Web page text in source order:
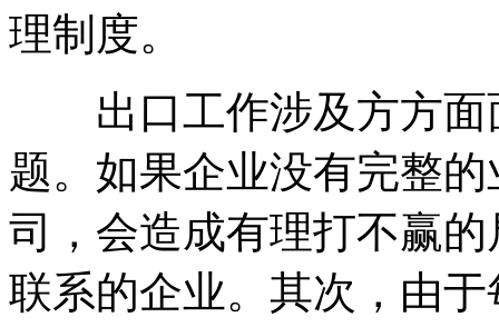
理制度。
出口工作涉及方方面
题。如果企业没有完整
司，会造成有理打不赢
联系的企业。其次，由